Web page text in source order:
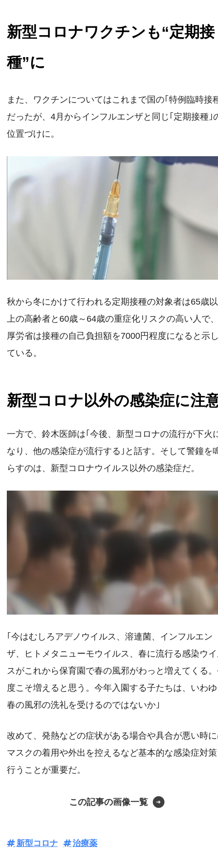
新型コロナワクチンも“定期接
種”に
また、ワクチンについてはこれまで国の｢特例臨時接
だったが、4月からインフルエンザと同じ｢定期接種｣
位置づけに。
秋から冬にかけて行われる定期接種の対象者は65歳以
上の高齢者と60歳～64歳の重症化リスクの高い人で
厚労省は接種の自己負担額を7000円程度になると示
ている。
新型コロナ以外の感染症に注
一方で、鈴木医師は｢今後、新型コロナの流行が下火
なり、他の感染症が流行する｣と話す。そして警鐘を
らすのは、新型コロナウイルス以外の感染症だ。
｢今はむしろアデノウイルス、溶連菌、インフルエン
ザ、ヒトメタニューモウイルス、春に流行る感染ウ
スがこれから保育園で春の風邪がわっと増えてくる
度こそ増えると思う。今年入園する子たちは、いわ
春の風邪の洗礼を受けるのではないか｣
改めて、発熱などの症状がある場合や具合が悪い時
マスクの着用や外出を控えるなど基本的な感染症対
行うことが重要だ。
この記事の画像一覧
新型コロナ 治療薬